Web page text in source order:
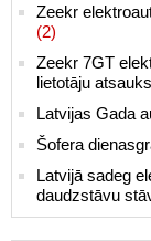
Zeekr
(2)
Zeekr 7GT
lietotāju
Latvijas Gada
Šofera
Latvijā sadeg
daudzstāvu